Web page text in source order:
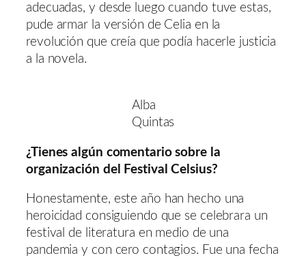
adecuadas, y desde luego cuando tuve estas,
pude armar la versión de Celia en la
revolución que creía que podía hacerle justicia
a la novela.
Alba
Quintas
¿Tienes algún comentario sobre la
organización del Festival Celsius?
Honestamente, este año han hecho una
heroicidad consiguiendo que se celebrara un
festival de literatura en medio de una
pandemia y con cero contagios. Fue una fecha